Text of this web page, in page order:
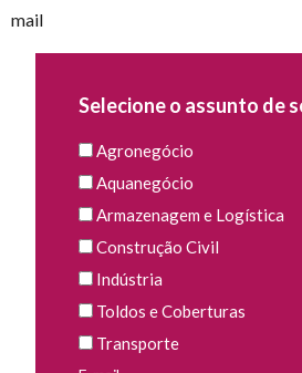
mail
Selecione o assunto de
Agronegócio
Aquanegócio
Armazenagem e Logística
Construção Civil
Indústria
Toldos e Coberturas
Transporte